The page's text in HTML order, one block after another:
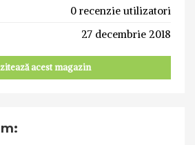
0 recenzie utilizatori
27 decembrie 2018
acest magazin